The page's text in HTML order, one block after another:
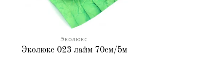
Эколюкс
Эколюкс 023 лайм 70см/5м